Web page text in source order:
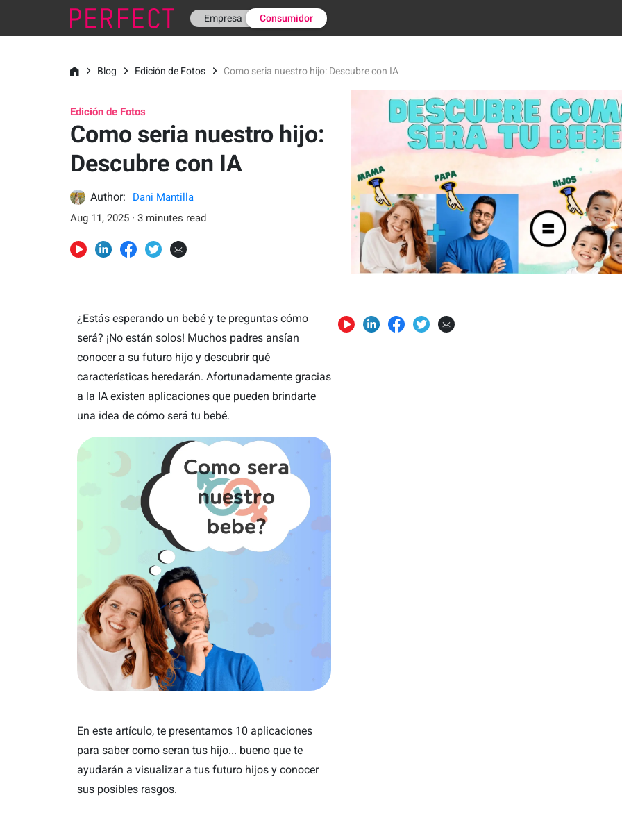
Empresa Consumidor
Blog Edición de Fotos Como seria nuestro hijo: Descubre con IA
Edición de Fotos
Como seria nuestro hijo:
Descubre con IA
Author:
Dani Mantilla
Aug 11, 2025 · 3 minutes read
¿Estás esperando un bebé y te preguntas cómo
será? ¡No están solos! Muchos padres ansían
conocer a su futuro hijo y descubrir qué
características heredarán. Afortunadamente gracias
a la IA existen aplicaciones que pueden brindarte
una idea de cómo será tu bebé.
En este artículo, te presentamos 10 aplicaciones
para saber como seran tus hijo... bueno que te
ayudarán a visualizar a tus futuro hijos y conocer
sus posibles rasgos.